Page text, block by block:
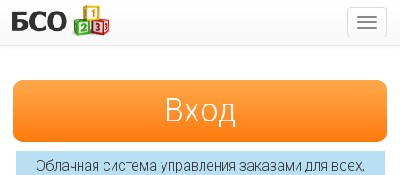
Вход
Облачная система управления заказами для всех,